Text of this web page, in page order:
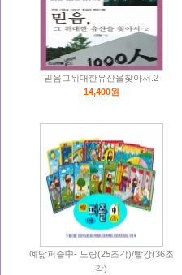
믿음그위대한유산을찾아서.2
14,400원
예닮퍼즐中- 노랑(25조각)/빨강(36조
각)